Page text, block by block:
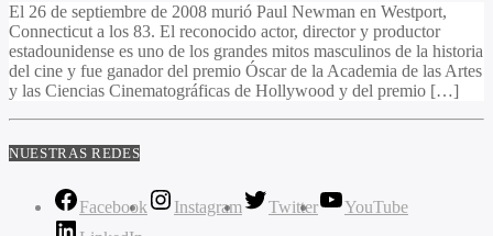
El 26 de septiembre de 2008 murió Paul Newman en Westport,
Connecticut a los 83. El reconocido actor, director y productor
estadounidense es uno de los grandes mitos masculinos de la historia
del cine y fue ganador del premio Óscar de la Academia de las Artes
y las Ciencias Cinematográficas de Hollywood y del premio […]
NUESTRAS REDES
Facebook Instagram Twitter
YouTube